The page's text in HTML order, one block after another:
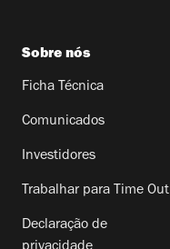
Sobre nós
Ficha Técnica
Comunicados
Investidores
Trabalhar para Time Out
Declaração de